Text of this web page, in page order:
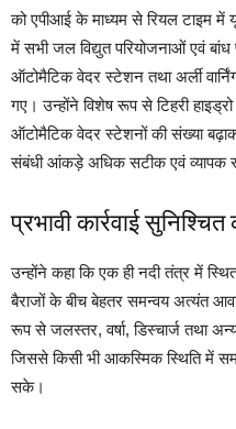
को एपीआई के माध्यम से रियल टाइम में
में सभी जल विद्युत परियोजनाओं एवं
ऑटोमैटिक वेदर स्टेशन तथा अर्ली
गए। उन्होंने विशेष रूप से टिहरी
ऑटोमैटिक वेदर स्टेशनों की संख्या
संबंधी आंकड़े अधिक सटीक एवं व्यापक
प्रभावी कार्रवाई
उन्होंने कहा कि एक ही नदी तंत्र में
बैराजों के बीच बेहतर समन्वय अत्यंत
रूप से जलस्तर, वर्षा, डिस्चार्ज तथा
जिससे किसी भी आकस्मिक स्थिति में
सके।